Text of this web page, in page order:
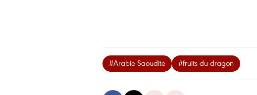
#Arabie Saoudite #fruits du dragon